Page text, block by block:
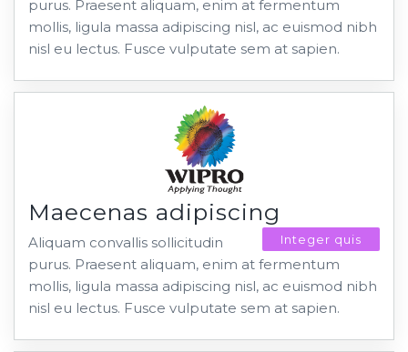
purus. Praesent aliquam, enim at fermentum
mollis, ligula massa adipiscing nisl, ac euismod nibh
nisl eu lectus. Fusce vulputate sem at sapien.
Maecenas adipiscing
Integer quis
Aliquam convallis sollicitudin
purus. Praesent aliquam, enim at fermentum
mollis, ligula massa adipiscing nisl, ac euismod nibh
nisl eu lectus. Fusce vulputate sem at sapien.